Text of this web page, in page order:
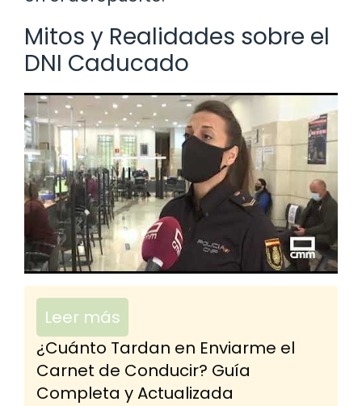
Mitos y Realidades sobre el
DNI Caducado
Leer más
¿Cuánto Tardan en Enviarme el
Carnet de Conducir? Guía
Completa y Actualizada